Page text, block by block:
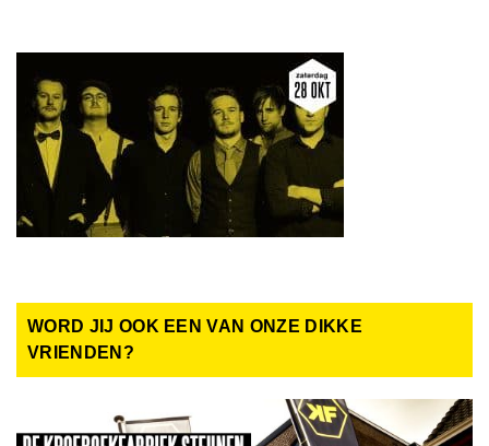
WORD JIJ OOK EEN VAN ONZE DIKKE
VRIENDEN?